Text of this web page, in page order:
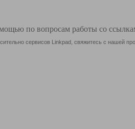
по вопросам работы со
сервисов Linkpad, свяжитесь с нашей